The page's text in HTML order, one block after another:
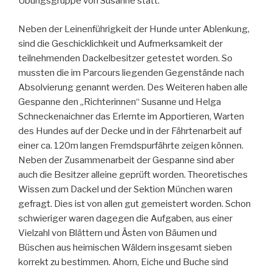
Neben der Leinenführigkeit der Hunde unter Ablenkung,
sind die Geschicklichkeit und Aufmerksamkeit der
teilnehmenden Dackelbesitzer getestet worden. So
mussten die im Parcours liegenden Gegenstände nach
Absolvierung genannt werden. Des Weiteren haben alle
Gespanne den „Richterinnen“ Susanne und Helga
Schneckenaichner das Erlernte im Apportieren, Warten
des Hundes auf der Decke und in der Fährtenarbeit auf
einer ca. 120m langen Fremdspurfährte zeigen können.
Neben der Zusammenarbeit der Gespanne sind aber
auch die Besitzer alleine geprüft worden. Theoretisches
Wissen zum Dackel und der Sektion München waren
gefragt. Dies ist von allen gut gemeistert worden. Schon
schwieriger waren dagegen die Aufgaben, aus einer
Vielzahl von Blättern und Ästen von Bäumen und
Büschen aus heimischen Wäldern insgesamt sieben
korrekt zu bestimmen. Ahorn, Eiche und Buche sind